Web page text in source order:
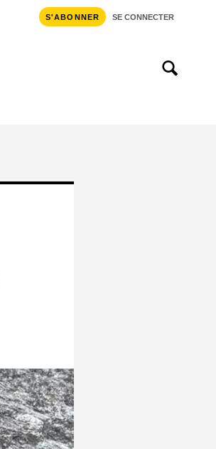
S'ABONNER SE CONNECTER